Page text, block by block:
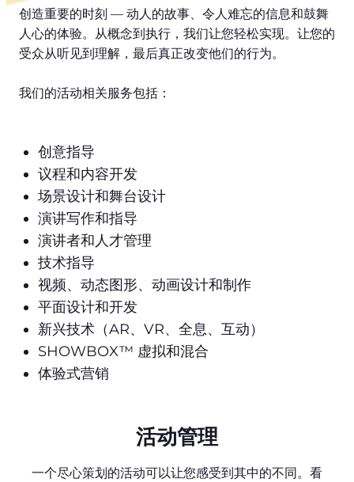
创造重要的时刻 — 动人的故事、令人难忘的信息和鼓舞
人心的体验。从概念到执行，我们让您轻松实现。让您的
受众从听见到理解，最后真正改变他们的行为。
我们的活动相关服务包括：
创意指导
议程和内容开发
场景设计和舞台设计
演讲写作和指导
演讲者和人才管理
技术指导
视频、动态图形、动画设计和制作
平面设计和开发
新兴技术（AR、VR、全息、互动）
SHOWBOX™ 虚拟和混合
体验式营销
活动管理
一个尽心策划的活动可以让您感受到其中的不同。看